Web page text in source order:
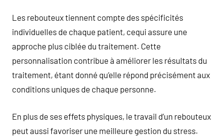
Les rebouteux tiennent compte des spécificités
individuelles de chaque patient, cequi assure une
approche plus ciblée du traitement. Cette
personnalisation contribue à améliorer les résultats du
traitement, étant donné qu’elle répond précisément aux
conditions uniques de chaque personne.
En plus de ses effets physiques, le travail d’un rebouteux
peut aussi favoriser une meilleure gestion du stress.